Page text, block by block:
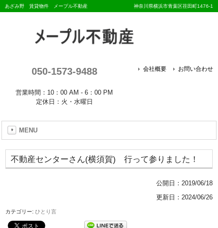
あざみ野 賃貸物件 メープル不動産 神奈川県横浜市青葉区荏田町1476-1
050-1573-9488
営業時間：10：00 AM - 6：00 PM
定休日：火・水曜日
会社概要 お問い合わせ
MENU
不動産センターさん(横須賀) 行って参りました！
公開日： 2019/06/18
更新日：2024/06/26
カテゴリー:ひとり言